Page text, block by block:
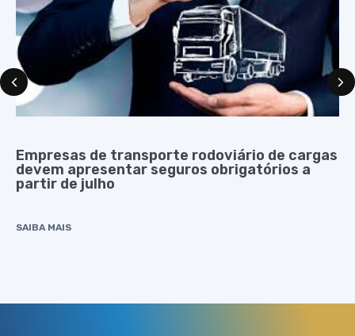
Empresas de transporte rodoviário de cargas
devem apresentar seguros obrigatórios a
partir de julho
SAIBA MAIS